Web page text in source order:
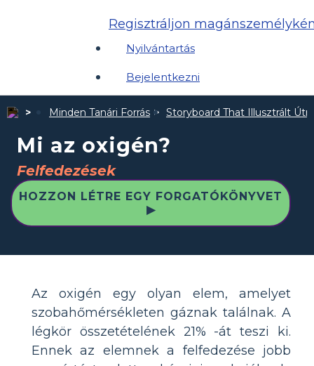
Regisztráljon
Nyilvántartás
Bejelentkezni
Minden Tanári Forrás Storyboard That Illusztrált
Mi az oxigén?
Felfedezések
HOZZON LÉTRE EGY FORGATÓKÖNYVET
▶
Az oxigén egy olyan elem, amelyet
szobahőmérsékleten gáznak találnak. A
légkör összetételének 21% -át teszi ki.
Ennek az elemnek a felfedezése jobb